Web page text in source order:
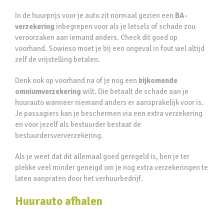
In de huurprijs voor je auto zit normaal gezien een BA-
verzekering inbegrepen voor als je letsels of schade zou
veroorzaken aan iemand anders. Check dit goed op
voorhand. Sowieso moet je bij een ongeval in fout wel altijd
zelf de vrijstelling betalen.
Denk ook op voorhand na of je nog een bijkomende
omniumverzekering wilt. Die betaalt de schade aan je
huurauto wanneer niemand anders er aansprakelijk voor is.
Je passagiers kan je beschermen via een extra verzekering
en voor jezelf als bestuurder bestaat de
bestuurdersververzekering.
Als je weet dat dit allemaal goed geregeld is, ben je ter
plekke veel minder geneigd om je nog extra verzekeringen te
laten aanpraten door het verhuurbedrijf.
Huurauto afhalen